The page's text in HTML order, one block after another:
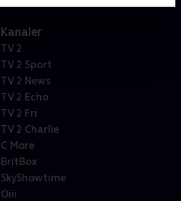
Kanaler
TV 2
TV 2 Sport
TV 2 News
TV 2 Echo
TV 2 Fri
TV 2 Charlie
C More
BritBox
SkyShowtime
Oiii